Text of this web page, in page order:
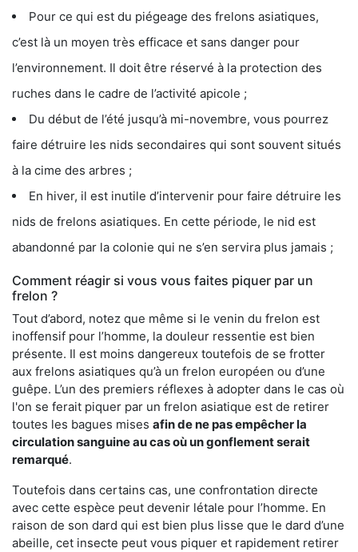
Pour ce qui est du piégeage des frelons asiatiques,
c’est là un moyen très efficace et sans danger pour
l’environnement. Il doit être réservé à la protection des
ruches dans le cadre de l’activité apicole ;
Du début de l’été jusqu’à mi-novembre, vous pourrez
faire détruire les nids secondaires qui sont souvent situés
à la cime des arbres ;
En hiver, il est inutile d’intervenir pour faire détruire les
nids de frelons asiatiques. En cette période, le nid est
abandonné par la colonie qui ne s’en servira plus jamais ;
Comment réagir si vous vous faites piquer par un
frelon ?
Tout d’abord, notez que même si le venin du frelon est
inoffensif pour l’homme, la douleur ressentie est bien
présente. Il est moins dangereux toutefois de se frotter
aux frelons asiatiques qu’à un frelon européen ou d’une
guêpe. L’un des premiers réflexes à adopter dans le cas où
l'on se ferait piquer par un frelon asiatique est de retirer
toutes les bagues mises afin de ne pas empêcher la
circulation sanguine au cas où un gonflement serait
remarqué.
Toutefois dans certains cas, une confrontation directe
avec cette espèce peut devenir létale pour l’homme. En
raison de son dard qui est bien plus lisse que le dard d’une
abeille, cet insecte peut vous piquer et rapidement retirer